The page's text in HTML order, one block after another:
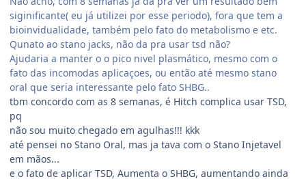
siginificante( eu já utilizei por esse periodo), fora que tem a
bioinvidualidade, também pelo fato do metabolismo e etc.
Qunato ao stano jacks, não da pra usar tsd não?
Ajudaria a manter o o pico nivel plasmático, mesmo com o
fato das incomodas aplicaçoes, ou então até mesmo stano
oral que seria interessante pelo fato SHBG..
tbm concordo com as 8 semanas, é Hitch complica usar TSD,
pq
não sou muito chegado em agulhas!!! kkk
até pensei no Stano Oral, mas ja tava com o Stano Injetavel
em mãos...
e o fato de aplicar TSD, Aumenta o SHBG, aumentando ainda